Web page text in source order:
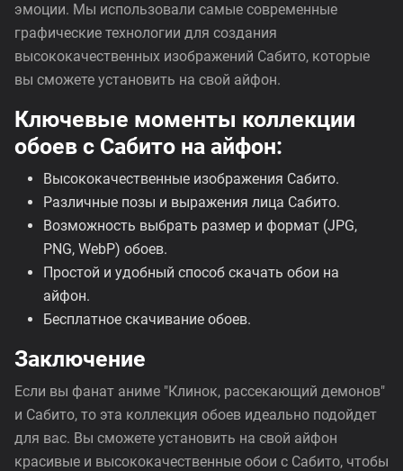
эмоции. Мы использовали самые современные
графические технологии для создания
высококачественных изображений Сабито, которые
вы сможете установить на свой айфон.
Ключевые моменты коллекции
обоев с Сабито на айфон:
Высококачественные изображения Сабито.
Различные позы и выражения лица Сабито.
Возможность выбрать размер и формат (JPG,
PNG, WebP) обоев.
Простой и удобный способ скачать обои на
айфон.
Бесплатное скачивание обоев.
Заключение
Если вы фанат аниме "Клинок, рассекающий демонов"
и Сабито, то эта коллекция обоев идеально подойдет
для вас. Вы сможете установить на свой айфон
красивые и высококачественные обои с Сабито, чтобы